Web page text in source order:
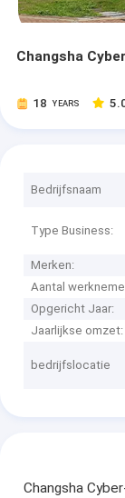
Changsha
18 YEARS
Bedrijfsnaam
Type Business:
Merken:
Aantal
Opgericht Jaar:
Jaarlijkse omzet:
bedrijfslocatie
Changsha